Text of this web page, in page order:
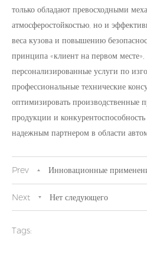
только обладают превосходными
атмосферостойкостью, но и
веса кузова и повышению
принципа «клиент на первом месте»,
персонализированные услуги по
профессиональные технические
оптимизировать производственные
продукции и
надежным партнером в области
Prev Инновационные
кузова
Next Нет следующего
Tags: